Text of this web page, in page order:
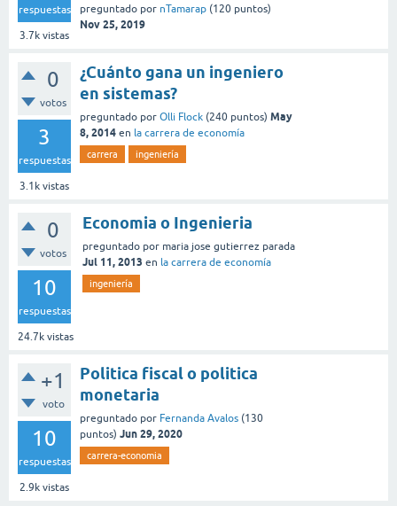
respuestas
3.7k vistas
preguntado por nTamarap (120 puntos)
Nov 25, 2019
0
votos
3
respuestas
3.1k vistas
¿Cuánto gana un ingeniero
en sistemas?
preguntado por Olli Flock (240 puntos) May
8, 2014 en la carrera de economía
carrera ingeniería
0
votos
10
respuestas
24.7k vistas
Economia o Ingenieria
preguntado por maria jose gutierrez parada
Jul 11, 2013 en la carrera de economía
ingeniería
+1
voto
10
respuestas
2.9k vistas
Politica fiscal o politica
monetaria
preguntado por Fernanda Avalos (130
puntos) Jun 29, 2020
carrera-economia